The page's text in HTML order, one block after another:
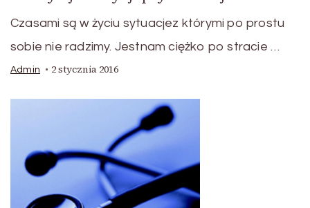
Czasami są w życiu sytuacjez którymi po prostu
sobie nie radzimy. Jestnam ciężko po stracie …
Admin 2 stycznia 2016